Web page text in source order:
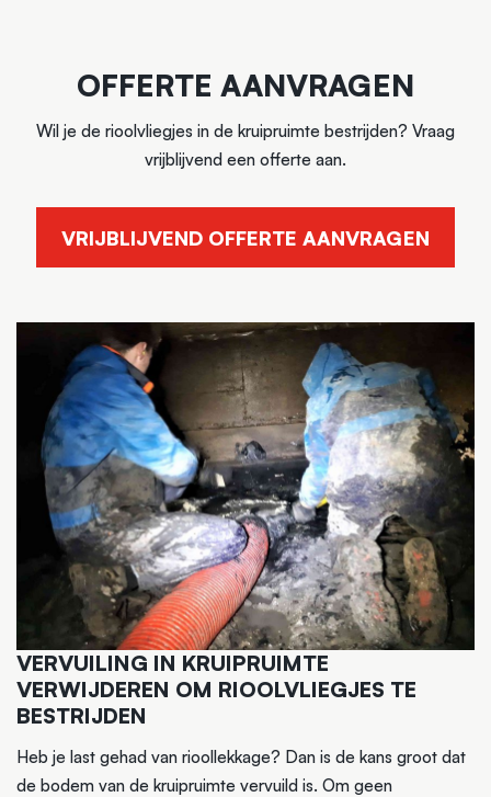
OFFERTE AANVRAGEN
Wil je de rioolvliegjes in de kruipruimte bestrijden? Vraag
vrijblijvend een offerte aan.
VRIJBLIJVEND OFFERTE AANVRAGEN
VERVUILING IN KRUIPRUIMTE
VERWIJDEREN OM RIOOLVLIEGJES TE
BESTRIJDEN
Heb je last gehad van rioollekkage? Dan is de kans groot dat
de bodem van de kruipruimte vervuild is. Om geen